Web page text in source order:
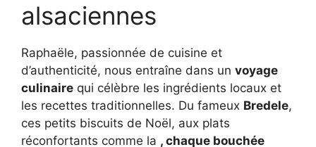
alsaciennes
Raphaële, passionnée de cuisine et
d’authenticité, nous entraîne dans un voyage
culinaire qui célèbre les ingrédients locaux et
les recettes traditionnelles. Du fameux Bredele,
ces petits biscuits de Noël, aux plats
réconfortants comme la , chaque bouchée